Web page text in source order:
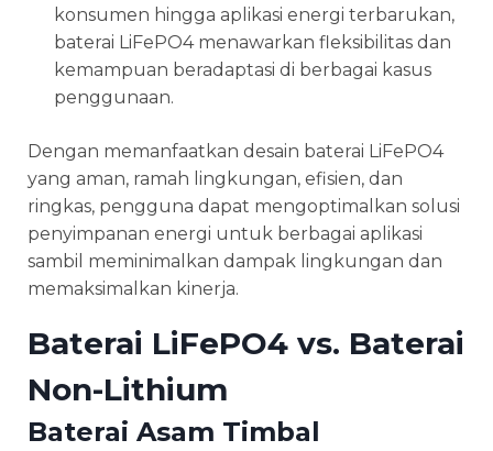
konsumen hingga aplikasi energi terbarukan,
baterai LiFePO4 menawarkan fleksibilitas dan
kemampuan beradaptasi di berbagai kasus
penggunaan.
Dengan memanfaatkan desain baterai LiFePO4
yang aman, ramah lingkungan, efisien, dan
ringkas, pengguna dapat mengoptimalkan solusi
penyimpanan energi untuk berbagai aplikasi
sambil meminimalkan dampak lingkungan dan
memaksimalkan kinerja.
Baterai LiFePO4 vs. Baterai
Non-Lithium
Baterai Asam Timbal